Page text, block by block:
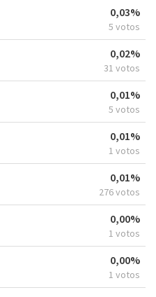
0,03%
5 votos
0,02%
31 votos
0,01%
5 votos
0,01%
1 votos
0,01%
276 votos
0,00%
1 votos
0,00%
1 votos